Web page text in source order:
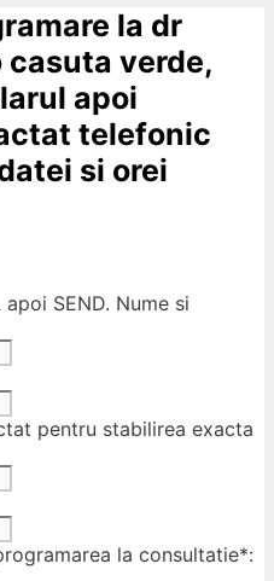
la dr
verde,
apoi
telefonic
si orei
apoi SEND. Nume si
pentru stabilirea exacta
la consultatie*: